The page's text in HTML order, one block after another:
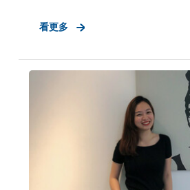
知開發服務、深耕市場可帶來的
看更多